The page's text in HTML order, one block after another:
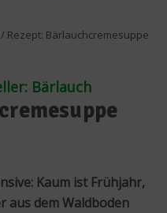
/ Rezept: Bärlauchcremesuppe
Bärlauch
Kaum ist Frühjahr,
aus dem Waldboden